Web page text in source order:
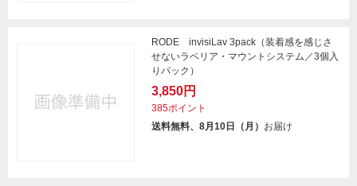
RODE invisiLav 3pack（装着感を感じさ
せないラベリア・マウントシステム／3個入
りパック）
3,850円
385ポイント
送料無料、8月10日（月） お届け